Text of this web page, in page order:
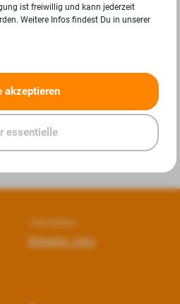
Jobseiten
Beliebte Jobs
ist freiwillig und kann jederzeit
Weitere Infos findest Du in unserer
akzeptieren
essentielle